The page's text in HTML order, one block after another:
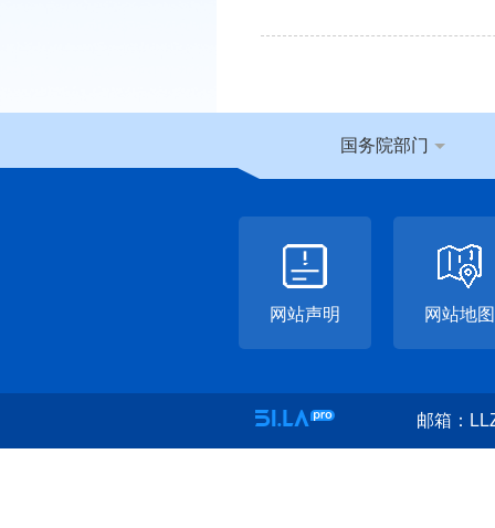
国务院部门
网站声明 网站地图
邮箱：